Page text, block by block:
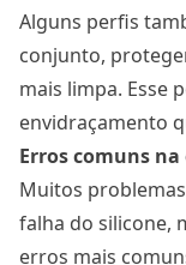
Alguns perfis
conjunto,
mais limpa. Esse
envidraçamento
Erros comuns
Muitos
falha do silicone,
erros mais